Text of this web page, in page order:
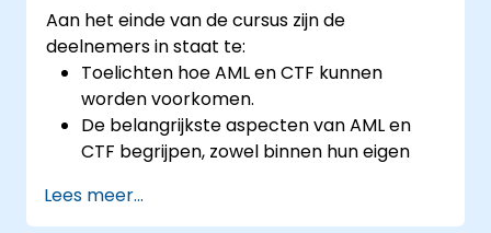
Aan het einde van de cursus zijn de
deelnemers in staat te:
Toelichten hoe AML en CTF kunnen
worden voorkomen.
De belangrijkste aspecten van AML en
CTF begrijpen, zowel binnen hun eigen
internationale beleid ter bestrijding ervan.
Lees meer...